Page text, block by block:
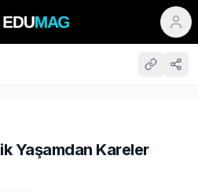
Yaşamdan Kareler